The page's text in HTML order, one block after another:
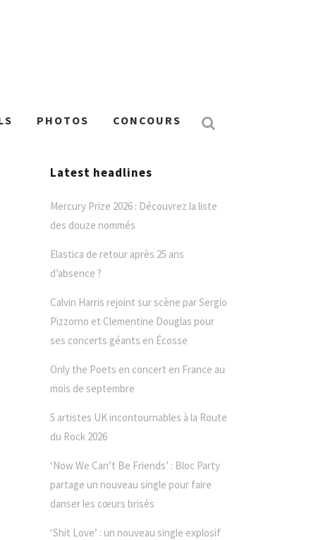
PHOTOS CONCOURS
Latest headlines
Mercury Prize 2026 : Découvrez la liste
des douze nommés
Elastica de retour après 25 ans
d’absence ?
Calvin Harris rejoint sur scène par Sergio
Pizzorno et Clementine Douglas pour
ses concerts géants en Écosse
Only the Poets en concert en France au
mois de septembre
5 artistes UK incontournables à la Route
du Rock 2026
‘Now We Can’t Be Friends’ : Bloc Party
partage un nouveau single pour faire
danser les cœurs brisés
‘Shit Love’ : un nouveau single explosif